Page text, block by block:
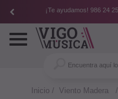
¡Te ayudamos! 986 24
Toggle
navigation
Inicio Viento Madera